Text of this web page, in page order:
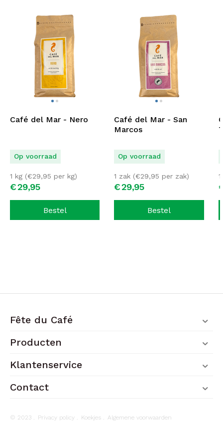
Café del Mar - Nero
Op voorraad
€29,95
1 kg (€29,95 per kg)
Bestel
Café del Mar - San
Marcos
Op voorraad
€29,95
1 zak (€29,95 per zak)
Bestel
Fête du Café
Producten
Klantenservice
Contact
© 2023 . Privacy policy . Koekjes . Algemene voorwaarden